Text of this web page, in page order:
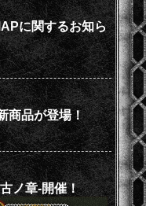
に関するお知ら
商品が登場！
ノ章-開催！